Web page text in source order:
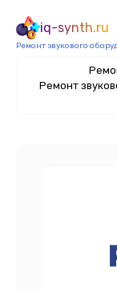
iq-synth.ru
Ремонт звукового
Ремонт